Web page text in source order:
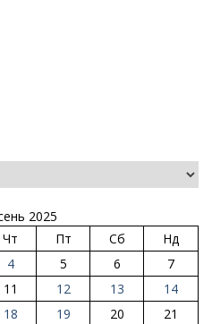
2025
Чт Пт Сб
Нд
4 5 6
7
11 12 13
14
18 19 20
21